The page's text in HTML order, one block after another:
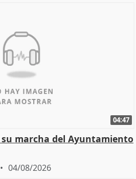
04:47
su marcha del Ayuntamiento
04/08/2026